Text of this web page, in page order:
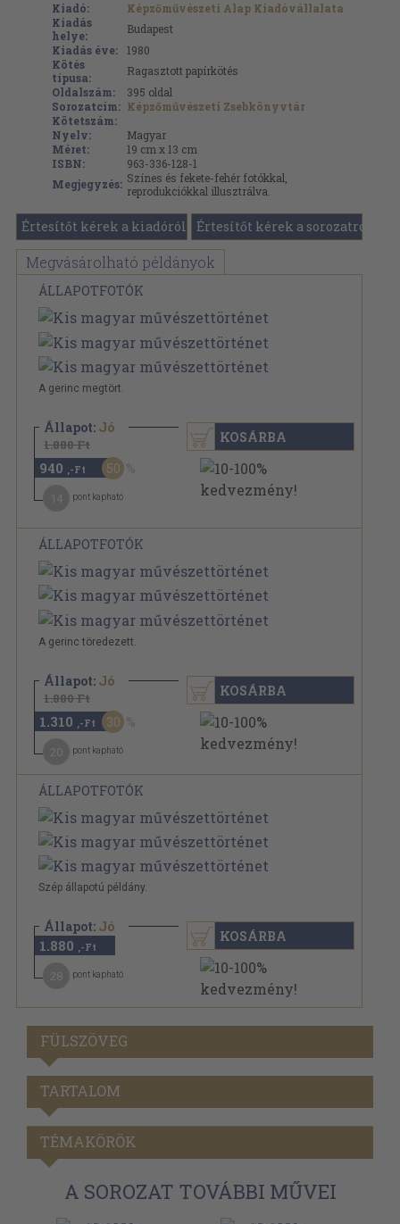
Kiadó:
Képzőművészeti Alap Kiadóvállalata
Kiadás
helye:
Budapest
Kiadás éve:
1980
Kötés
típusa:
Ragasztott papírkötés
Oldalszám:
395 oldal
Sorozatcím: Képzőművészeti Zsebkönyvtár
Kötetszám:
Nyelv:
Magyar
Méret:
19 cm x 13 cm
ISBN:
963-336-128-1
Megjegyzés: Színes és fekete-fehér fotókkal,
reprodukciókkal illusztrálva.
Értesítőt kérek a kiadóról Értesítőt kérek a sorozatról
Megvásárolható példányok
ÁLLAPOTFOTÓK
A gerinc megtört.
Állapot: Jó
1.880 Ft
940 ,-Ft 50
pont kapható
KOSÁRBA
ÁLLAPOTFOTÓK
A gerinc töredezett.
Állapot: Jó
1.880 Ft
1.310 ,-Ft 30
pont kapható
KOSÁRBA
ÁLLAPOTFOTÓK
Szép állapotú példány.
Állapot: Jó
1.880 ,-Ft
pont kapható
KOSÁRBA
FÜLSZÖVEG
TARTALOM
TÉMAKÖRÖK
A SOROZAT TOVÁBBI MŰVEI